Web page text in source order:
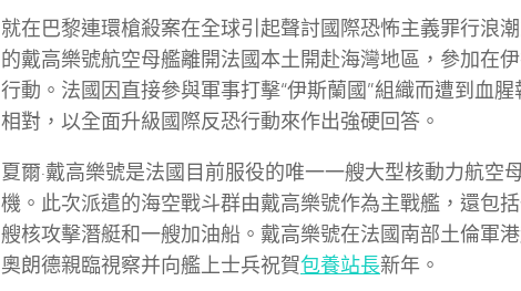
就在巴黎連環槍殺案在全球引起聲討國際恐怖主義罪行浪
的戴高樂號航空母艦離開法國本土開赴海灣地區，參加在
行動。法國因直接參與軍事打擊“伊斯蘭國”組織而遭到血
相對，以全面升級國際反恐行動來作出強硬回答。
夏爾·戴高樂號是法國目前服役的唯一一艘大型核動力航空
機。此次派遣的海空戰斗群由戴高樂號作為主戰艦，還包
艘核攻擊潛艇和一艘加油船。戴高樂號在法國南部土倫軍
奧朗德親臨視察并向艦上士兵祝賀包養站長新年。